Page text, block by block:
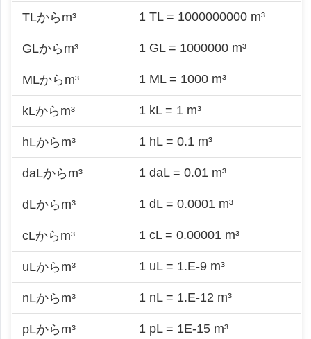
TLからm³ 1 TL = 1000000000 m³
GLからm³ 1 GL = 1000000 m³
MLからm³ 1 ML = 1000 m³
kLからm³ 1 kL = 1 m³
hLからm³ 1 hL = 0.1 m³
daLからm³ 1 daL = 0.01 m³
dLからm³ 1 dL = 0.0001 m³
cLからm³ 1 cL = 0.00001 m³
uLからm³ 1 uL = 1.E-9 m³
nLからm³ 1 nL = 1.E-12 m³
pLからm³ 1 pL = 1E-15 m³